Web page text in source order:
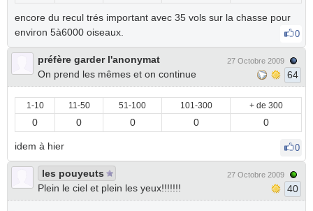
encore du recul trés important avec 35 vols sur la chasse pour
environ 5à6000 oiseaux.
0
préfère garder l'anonymat
On prend les mêmes et on continue
27 Octobre 2009
64
1-10 11-50 51-100 101-300 + de 300
0 0 0 0 0
idem à hier 0
les pouyeuts
Plein le ciel et plein les yeux!!!!!!!
27 Octobre 2009
40